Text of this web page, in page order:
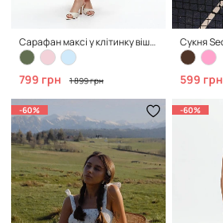
Сарафан максі у клітинку віші, Bubble Pink
799 грн 1 899 грн 599 грн
-60% -60%